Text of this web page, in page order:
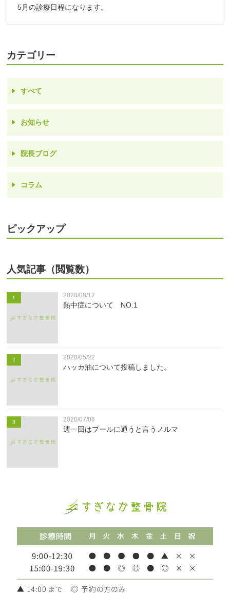
5月の診療日程になります。
カテゴリー
すべて
お知らせ
院長ブログ
コラム
ピックアップ
人気記事（閲覧数）
1 2020/08/12
熱中症について NO.1
2 2020/05/22
ハッカ油について投稿しました。
3 2020/07/06
週一回はプールに通うと言うノルマ